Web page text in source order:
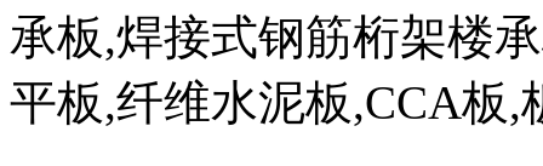
承板,焊接式钢筋桁架楼
平板,纤维水泥板,CCA板,